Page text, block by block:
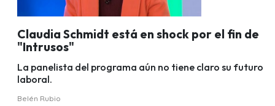
Claudia Schmidt está en shock por el fin de
"Intrusos"
La panelista del programa aún no tiene claro su futuro
laboral.
Belén Rubio